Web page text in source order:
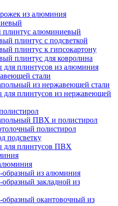
из алюминия
алюминиевый
плинтус с подсветкой
плинтус к гипсокартону
плинтус для ковролина
для плинтусов из алюминия
стали
из нержавеющей стали
для плинтусов из нержавеющей
ПВХ и полистирол
полистирол
подсветку
для плинтусов ПВХ
из алюминия
закладной из
окантовочный из